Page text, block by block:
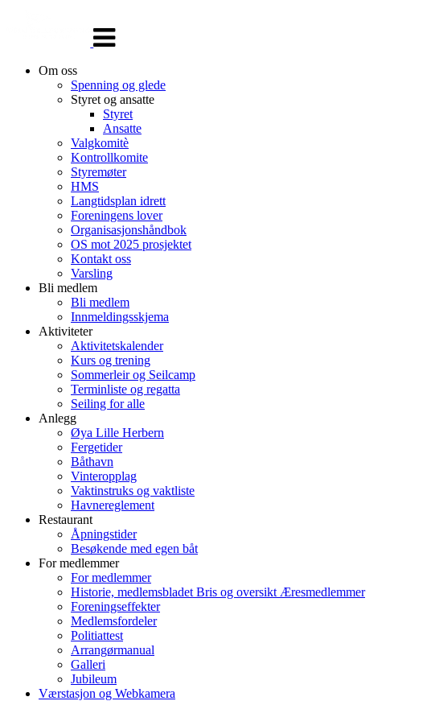
navigasjon
Om oss
Spenning og glede
Styret og ansatte
Styret
Ansatte
Valgkomitè
Kontrollkomite
Styremøter
HMS
Langtidsplan idrett
Foreningens lover
Organisasjonshåndbok
OS mot 2025 prosjektet
Kontakt oss
Varsling
Bli medlem
Bli medlem
Innmeldingsskjema
Aktiviteter
Aktivitetskalender
Kurs og trening
Sommerleir og Seilcamp
Terminliste og regatta
Seiling for alle
Anlegg
Øya Lille Herbern
Fergetider
Båthavn
Vinteropplag
Vaktinstruks og vaktliste
Havnereglement
Restaurant
Åpningstider
Besøkende med egen båt
For medlemmer
For medlemmer
Historie, medlemsbladet Bris og oversikt Æresmedlemmer
Foreningseffekter
Medlemsfordeler
Politiattest
Arrangørmanual
Galleri
Jubileum
Værstasjon og Webkamera